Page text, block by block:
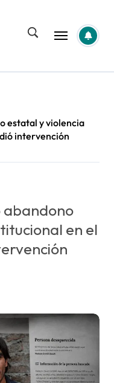
estatal y violencia
intervención
abandono
en el